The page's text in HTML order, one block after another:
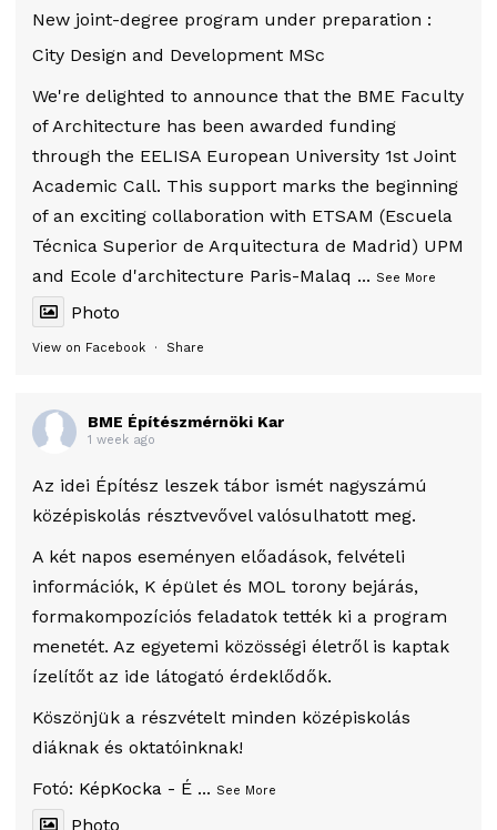
New joint-degree program under preparation :
City Design and Development MSc
We're delighted to announce that the BME Faculty
of Architecture has been awarded funding
through the EELISA European University 1st Joint
Academic Call. This support marks the beginning
of an exciting collaboration with ETSAM (Escuela
Técnica Superior de Arquitectura de Madrid) UPM
and Ecole d'architecture Paris-Malaq ... See More
Photo
View on Facebook · Share
BME Építészmérnöki Kar
1 week ago
Az idei Építész leszek tábor ismét nagyszámú
középiskolás résztvevővel valósulhatott meg.
A két napos eseményen előadások, felvételi
információk, K épület és MOL torony bejárás,
formakompozíciós feladatok tették ki a program
menetét. Az egyetemi közösségi életről is kaptak
ízelítőt az ide látogató érdeklődők.
Köszönjük a részvételt minden középiskolás
diáknak és oktatóinknak!
Fotó: KépKocka - É ... See More
Photo